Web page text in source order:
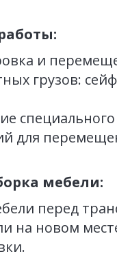
и
грузов:
для
мебели:
перед
на новом